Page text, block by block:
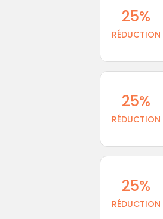
25%
RÉDUCTION
25%
RÉDUCTION
25%
RÉDUCTION